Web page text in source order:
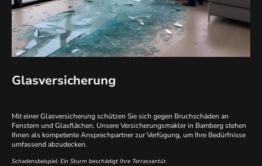
Glasversicherung
Mit einer Glasversicherung schützen Sie sich gegen Bruchschäden an
Fenstern und Glasflächen. Unsere Versicherungsmakler in Bamberg stehen
Ihnen als kompetente Ansprechpartner zur Verfügung, um Ihre Bedürfnisse
umfassend abzudecken.
Schadensbeispiel: Ein Sturm beschädigt Ihre Terrassentür.